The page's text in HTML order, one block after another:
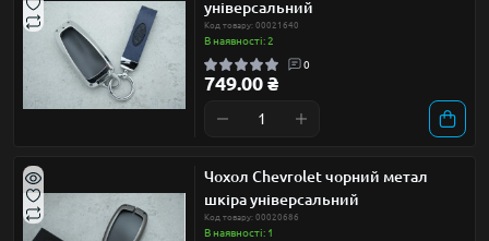
універсальний
Код товару: 00021640
В наявності: 2
0
749.00 ₴
Чохол Chevrolet чорний метал
шкіра універсальний
Код товару: 00020686
В наявності: 1